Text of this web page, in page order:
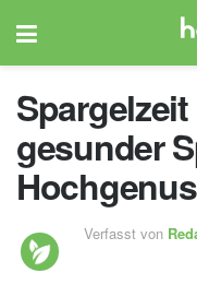
gesunder
Verfasst von